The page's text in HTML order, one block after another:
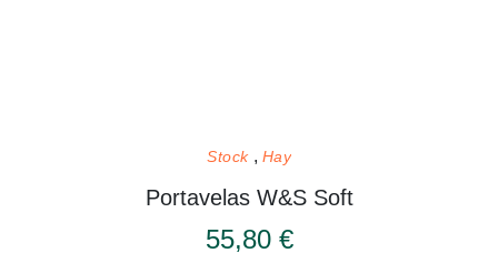
Stock Hay
Portavelas W&S Soft
55,80 €